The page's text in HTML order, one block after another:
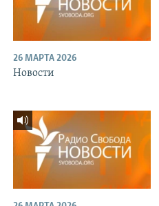
26 МАРТА 2026
Новости